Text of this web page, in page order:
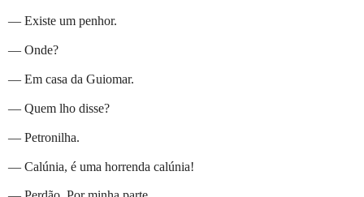
— Existe um penhor.
— Onde?
— Em casa da Guiomar.
— Quem lho disse?
— Petronilha.
— Calúnia, é uma horrenda calúnia!